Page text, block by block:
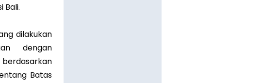
Bali.
dilakukan
dengan
Batas